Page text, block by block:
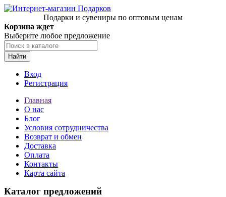
Подарки и сувениры по оптовым ценам
Корзина ждет
Выберите любое предложение
Найти
Вход
Регистрация
Главная
О нас
Блог
Условия сотрудничества
Возврат и обмен
Доставка
Оплата
Контакты
Карта сайта
Каталог предложений